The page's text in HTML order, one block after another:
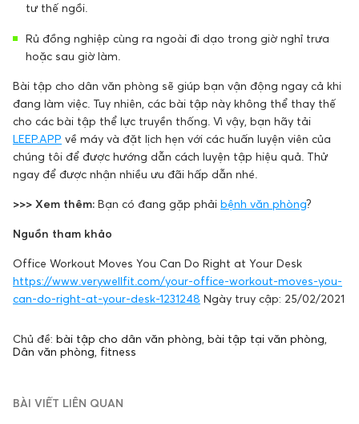
tư thế ngồi.
Rủ đồng nghiệp cùng ra ngoài đi dạo trong giờ nghỉ trưa
hoặc sau giờ làm.
Bài tập cho dân văn phòng sẽ giúp bạn vận động ngay cả khi
đang làm việc. Tuy nhiên, các bài tập này không thể thay thế
cho các bài tập thể lực truyền thống. Vì vậy, bạn hãy tải
LEEP.APP về máy và đặt lịch hẹn với các huấn luyện viên của
chúng tôi để được hướng dẫn cách luyện tập hiệu quả. Thử
ngay để được nhận nhiều ưu đãi hấp dẫn nhé.
>>> Xem thêm: Bạn có đang gặp phải bệnh văn phòng?
Nguồn tham khảo
Office Workout Moves You Can Do Right at Your Desk
https://www.verywellfit.com/your-office-workout-moves-you-
can-do-right-at-your-desk-1231248 Ngày truy cập: 25/02/2021
Chủ đề: bài tập cho dân văn phòng bài tập tại văn phòng
Dân văn phòng fitness
BÀI VIẾT LIÊN QUAN